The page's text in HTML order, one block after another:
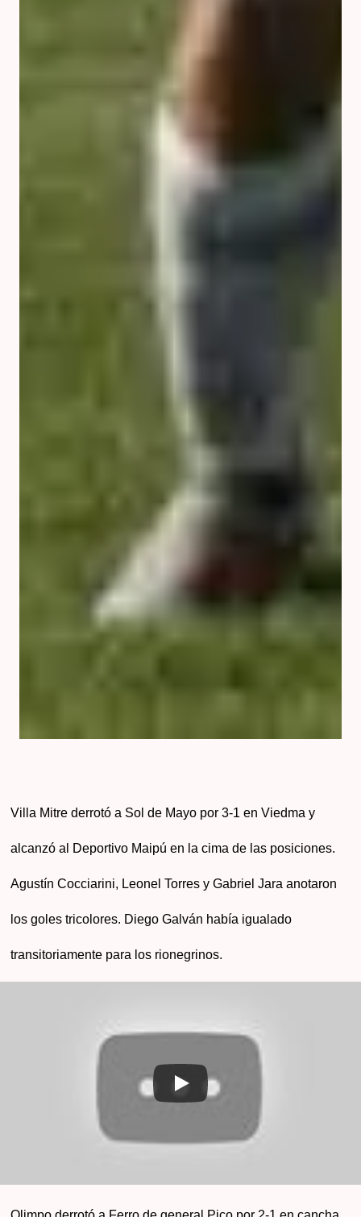
Villa Mitre derrotó a Sol de Mayo por 3-1 en Viedma y
alcanzó al Deportivo Maipú en la cima de las posiciones.
Agustín Cocciarini, Leonel Torres y Gabriel Jara anotaron
los goles tricolores. Diego Galván había igualado
transitoriamente para los rionegrinos.